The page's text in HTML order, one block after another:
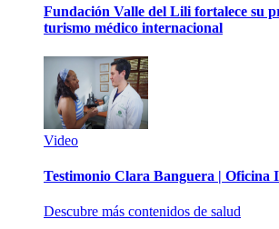
Fundación Valle del Lili fortalece su
turismo médico internacional
Video
Testimonio Clara Banguera | Oficina
Descubre más contenidos de salud